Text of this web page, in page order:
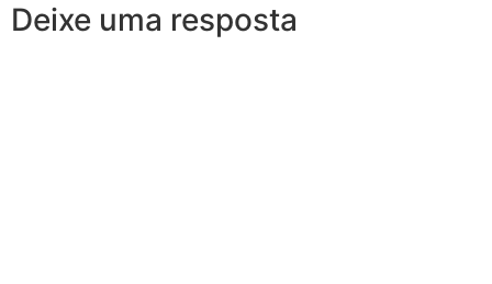
Deixe uma resposta